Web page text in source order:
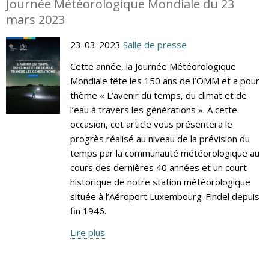
Journée Météorologique Mondiale du 23
mars 2023
23-03-2023 Salle de presse
Cette année, la Journée Météorologique
Mondiale fête les 150 ans de l’OMM et a pour
thème « L’avenir du temps, du climat et de
l’eau à travers les générations ». À cette
occasion, cet article vous présentera le
progrès réalisé au niveau de la prévision du
temps par la communauté météorologique au
cours des dernières 40 années et un court
historique de notre station météorologique
située à l’Aéroport Luxembourg-Findel depuis
fin 1946.
Lire plus